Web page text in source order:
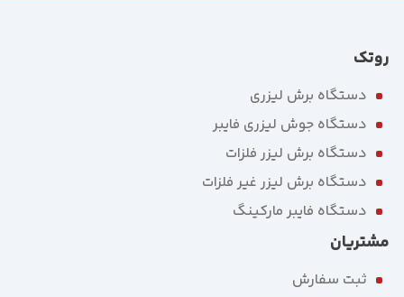
روتک
دستگاه برش لیزری
دستگاه جوش لیزری فایبر
دستگاه برش لیزر فلزات
دستگاه برش لیزر غیر فلزات
دستگاه فایبر مارکینگ
مشتریان
ثبت سفارش